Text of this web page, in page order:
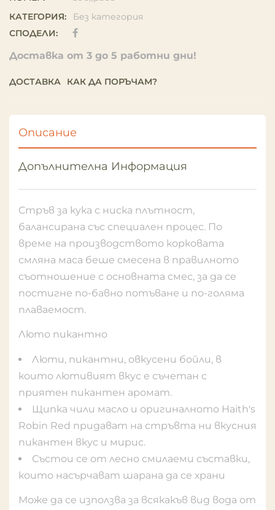
КАТЕГОРИЯ:
Без категория
СПОДЕЛИ:
Доставка от 3 до 5 работни дни!
ДОСТАВКА КАК ДА ПОРЪЧАМ?
Описание
Допълнителна Информация
Стръв за кука с ниска плътност,
балансирана със специален процес. По
време на производството корковата
смляна маса беше смесена в правилното
съотношение с основната смес, за да се
постигне по-бавно потъване и по-голяма
плаваемост.
Люто пикантно
Люти, пикантни, овкусени бойли, в
които лютивият вкус е съчетан с
приятен пикантен аромат.
Щипка чили масло и оригиналното Haith's
Robin Red придават на стръвта ни вкусния
пикантен вкус и мирис.
Състои се от лесно смилаеми съставки,
които насърчават шарана да се храни
Може да се използва за всякакъв вид вода от